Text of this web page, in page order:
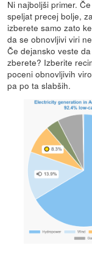
Ni najboljši primer.
speljat precej bolje,
izberete samo zato
da se obnovljivi viri
Če dejansko veste
zberete? Izberite
poceni obnovljivih
pa po ta slabših.